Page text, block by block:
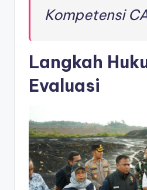
Kompetensi
Langkah
Evaluasi